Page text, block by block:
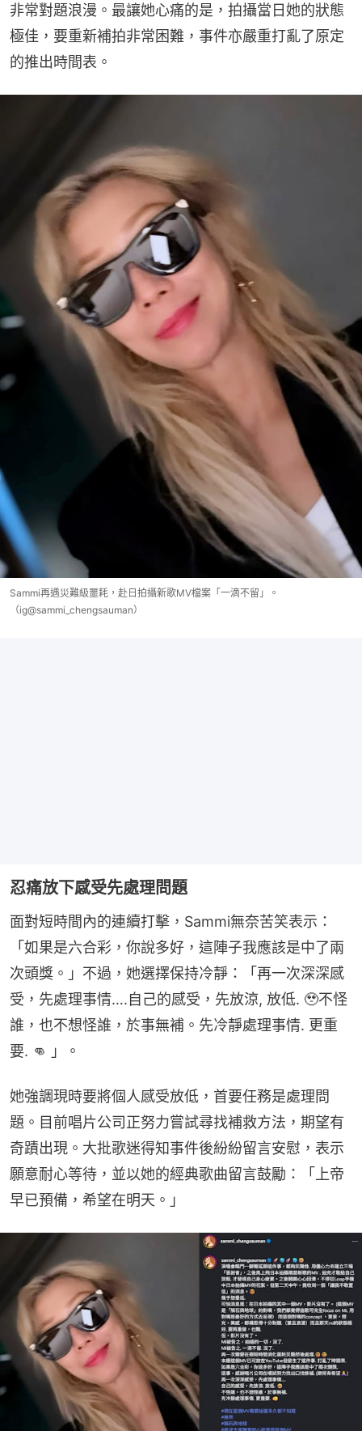
非常對題浪漫。最讓她心痛的是，拍攝當日她的狀態
極佳，要重新補拍非常困難，事件亦嚴重打亂了原定
的推出時間表。
Sammi再遇災難級噩耗，赴日拍攝新歌MV檔案「一滴不留」。
（ig@sammi_chengsauman）
忍痛放下感受先處理問題
面對短時間內的連續打擊，Sammi無奈苦笑表示：
「如果是六合彩，你說多好，這陣子我應該是中了兩
次頭獎。」不過，她選擇保持冷靜：「再一次深深感
受，先處理事情….自己的感受，先放涼, 放低. 🥹不怪
誰，也不想怪誰，於事無補。先冷靜處理事情. 更重
要. 👊 」。
她強調現時要將個人感受放低，首要任務是處理問
題。目前唱片公司正努力嘗試尋找補救方法，期望有
奇蹟出現。大批歌迷得知事件後紛紛留言安慰，表示
願意耐心等待，並以她的經典歌曲留言鼓勵：「上帝
早已預備，希望在明天。」